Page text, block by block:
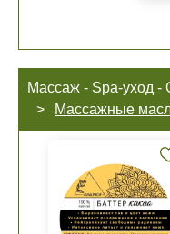
Массаж - Spa-уход -
Массажные